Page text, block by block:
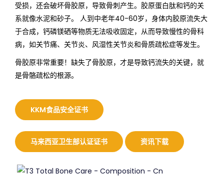
受损，还会破坏骨胶原，导致骨刺产生。胶原蛋白肽和钙的关
系就像水泥和砂子。 人到中老年40-60岁，身体内胶原流失大
于合成，钙磷镁硒等物质无法吸收固定，从而导致慢性的骨科
病，如关节痛、关节炎、风湿性关节炎和骨质疏松症等发生。
骨胶原非常重要！缺失了骨㬵原，才是导致钙流失的关键，就
是骨骼疏松的根源。
KKM食品安全证书
马来西亚卫生部认证证书 资讯下载